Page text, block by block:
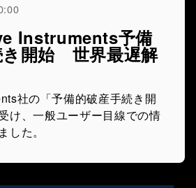
Instruments予備
き開始 世界最遅解
社の「予備的破産手続き開
け、一般ユーザー目線での情
した。